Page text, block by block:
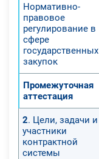
Нормативно-
правовое
регулирование в
сфере
государственных
закупок
Промежуточная
аттестация
2. Цели, задачи и
участники
контрактной
системы